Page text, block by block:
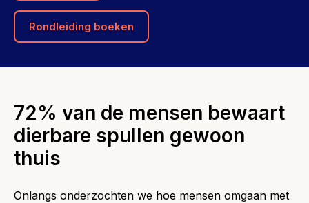
Rondleiding boeken
72% van de mensen bewaart
dierbare spullen gewoon
thuis
Onlangs onderzochten we hoe mensen omgaan met